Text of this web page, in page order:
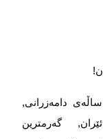
!
ساڵەی دامەزرانی,
گەرمترین